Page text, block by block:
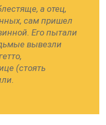
а отец,
сам пришел
Его пытали
вывезли
(стоять